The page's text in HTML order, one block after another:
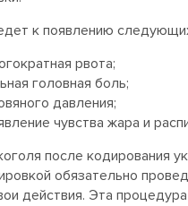
к появлению
рвота;
головная боль;
давления;
чувства жара и
после кодирования
обязательно
действия. Эта